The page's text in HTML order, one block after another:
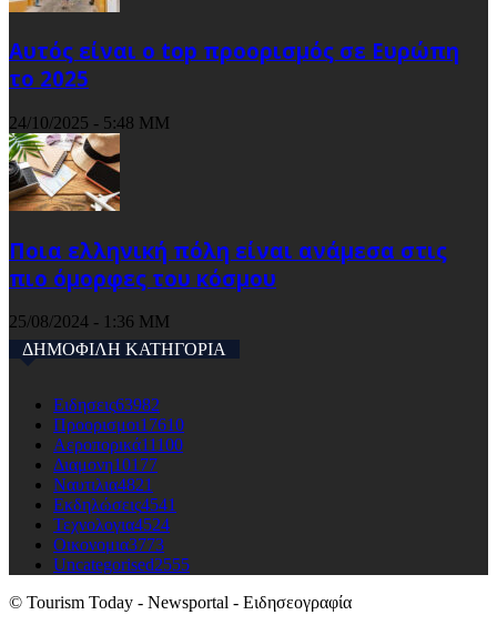
Αυτός είναι ο top προορισμός σε Ευρώπη
το 2025
24/10/2025 - 5:48 ΜΜ
Ποια ελληνική πόλη είναι ανάμεσα στις
πιο όμορφες του κόσμου
25/08/2024 - 1:36 ΜΜ
ΔΗΜΟΦΙΛΗ ΚΑΤΗΓΟΡΙΑ
Ειδησεις63982
Προορισμοι17610
Αεροπορικά11100
Διαμονη10177
Ναυτιλια4821
Εκδηλώσεις4541
Τεχνολογια4524
Οικονομια3773
Uncategorised2555
© Tourism Today - Newsportal - Ειδησεογραφία